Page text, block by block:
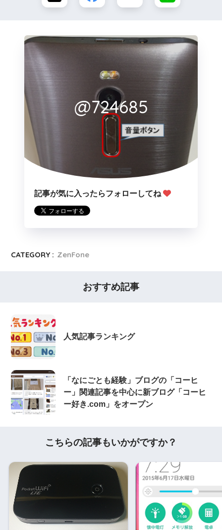
@724685
記事が気に入ったらフォローしてね
CATEGORY : ZenFone
おすすめ記事
人気記事ランキング
「なにごとも経験」ブログの「コーヒ
ー」関連記事を中心に新ブログ「コーヒ
ー好き.com」をオープン
こちらの記事もいかがですか？